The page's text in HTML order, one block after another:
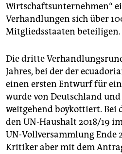
Wirtschaftsunternehmen“
Verhandlungen sich über
Mitgliedsstaaten beteiligen.
Die dritte
Jahres, bei der der
einen ersten Entwurf für
wurde von Deutschland
weit­gehend boykottiert. Bei
den UN-Haushalt 2018/19
UN-Vollversammlung Ende
Kritiker aber mit dem